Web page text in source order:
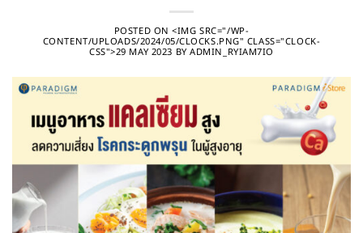
POSTED ON<IMG SRC="/WP-
CONTENT/UPLOADS/2024/05/CLOCKS.PNG" CLASS="CLOCK-
CSS">29 MAY 2023 BYADMIN_RYIAM7IO